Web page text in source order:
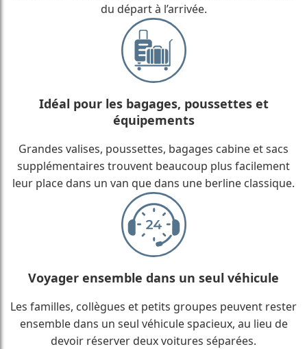
du départ à l’arrivée.
Idéal pour les bagages, poussettes et
équipements
Grandes valises, poussettes, bagages cabine et sacs
supplémentaires trouvent beaucoup plus facilement
leur place dans un van que dans une berline classique.
Voyager ensemble dans un seul véhicule
Les familles, collègues et petits groupes peuvent rester
ensemble dans un seul véhicule spacieux, au lieu de
devoir réserver deux voitures séparées.